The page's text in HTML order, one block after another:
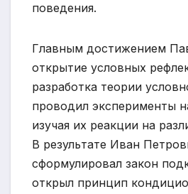
поведения.
Главным достижением
открытие условных
разработка теории
проводил эксперименты
изучая их реакции на
В результате Иван
сформулировал закон
открыл принцип